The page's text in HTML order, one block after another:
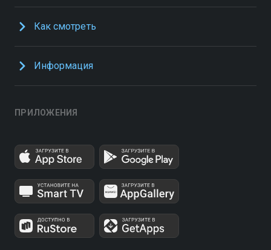
Как смотреть
Информация
ПРИЛОЖЕНИЯ